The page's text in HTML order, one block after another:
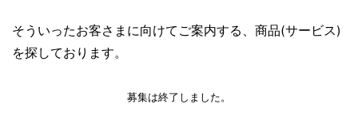
そういったお客さまに向けてご案内する、商品(サービス)
を探しております。
募集は終了しました。